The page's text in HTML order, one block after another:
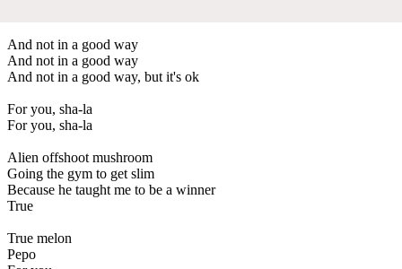
And not in a good way
And not in a good way
And not in a good way, but it's ok
For you, sha-la
For you, sha-la
Alien offshoot mushroom
Going the gym to get slim
Because he taught me to be a winner
True
True melon
Pepo